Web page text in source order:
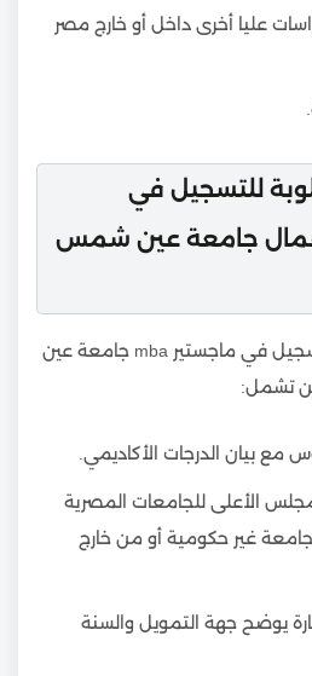
عليا أخرى داخل أو خارج مصر
للتسجيل في
جامعة عين شمس
المستندات المطلوبة للتسجيل في ماجستير mba جامعة عين
مع بيان الدرجات الأكاديمي.
الأعلى للجامعات المصرية
جامعة غير حكومية أو من خارج
يوضح جهة التمويل والسنة